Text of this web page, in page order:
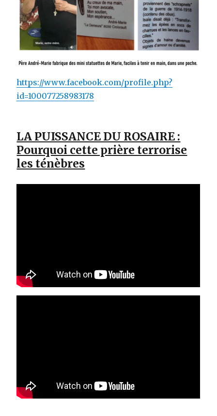
https://www.facebook.com/profile.php?
id=100077258983178
LA PUISSANCE DU ROSAIRE :
Pourquoi cette prière terrorise
les ténèbres